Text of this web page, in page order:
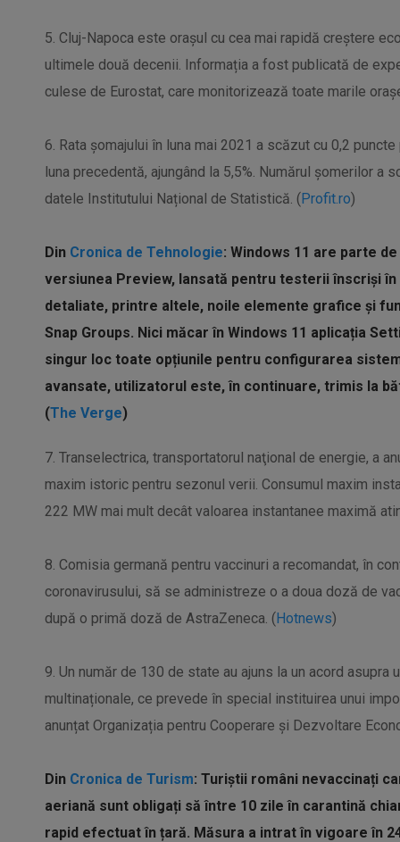
5. Cluj-Napoca este orașul cu cea mai rapidă creștere
ultimele două decenii. Informația a fost publicată de
culese de Eurostat, care monitorizează toate marile
6. Rata șomajului în luna mai 2021 a scăzut cu 0,2
luna precedentă, ajungând la 5,5%. Numărul șomerilor a
datele Institutului Național de Statistică. (Profit.ro)
Din Cronica de Tehnologie: Windows 11 are parte
versiunea Preview, lansată pentru testerii înscriși în
detaliate, printre altele, noile elemente grafice și
Snap Groups. Nici măcar în Windows 11 aplicația
singur loc toate opțiunile pentru configurarea
avansate, utilizatorul este, în continuare, trimis la
(The Verge)
7. Transelectrica, transportatorul naţional de energie, a
maxim istoric pentru sezonul verii. Consumul maxim
222 MW mai mult decât valoarea instantanee maximă
8. Comisia germană pentru vaccinuri a recomandat, în
coronavirusului, să se administreze o a doua doză de
după o primă doză de AstraZeneca. (Hotnews)
9. Un număr de 130 de state au ajuns la un acord
multinaționale, ce prevede în special instituirea unui
anunțat Organizația pentru Cooperare și Dezvoltare
Din Cronica de Turism: Turiștii români nevaccinați
aeriană sunt obligați să între 10 zile în carantină
rapid efectuat în țară. Măsura a intrat în vigoare în